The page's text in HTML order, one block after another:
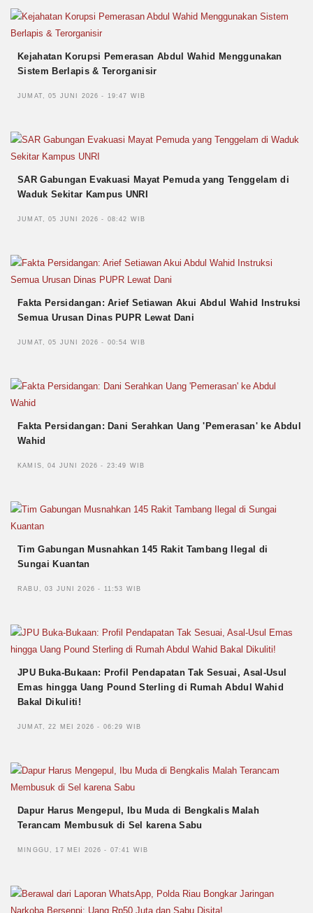
Kejahatan Korupsi Pemerasan Abdul Wahid Menggunakan
Sistem Berlapis & Terorganisir
JUMAT, 05 JUNI 2026 - 19:47 WIB
SAR Gabungan Evakuasi Mayat Pemuda yang Tenggelam di
Waduk Sekitar Kampus UNRI
JUMAT, 05 JUNI 2026 - 08:42 WIB
Fakta Persidangan: Arief Setiawan Akui Abdul Wahid Instruksi
Semua Urusan Dinas PUPR Lewat Dani
JUMAT, 05 JUNI 2026 - 00:54 WIB
Fakta Persidangan: Dani Serahkan Uang 'Pemerasan' ke Abdul
Wahid
KAMIS, 04 JUNI 2026 - 23:49 WIB
Tim Gabungan Musnahkan 145 Rakit Tambang Ilegal di
Sungai Kuantan
RABU, 03 JUNI 2026 - 11:53 WIB
JPU Buka-Bukaan: Profil Pendapatan Tak Sesuai, Asal-Usul
Emas hingga Uang Pound Sterling di Rumah Abdul Wahid
Bakal Dikuliti!
JUMAT, 22 MEI 2026 - 06:29 WIB
Dapur Harus Mengepul, Ibu Muda di Bengkalis Malah
Terancam Membusuk di Sel karena Sabu
MINGGU, 17 MEI 2026 - 07:41 WIB